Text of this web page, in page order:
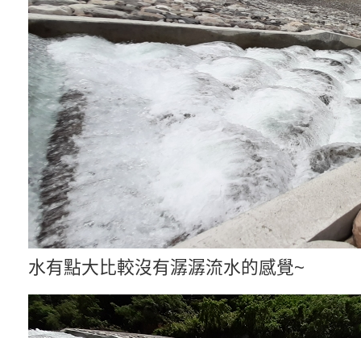
水有點大比較沒有潺潺流水的感覺~